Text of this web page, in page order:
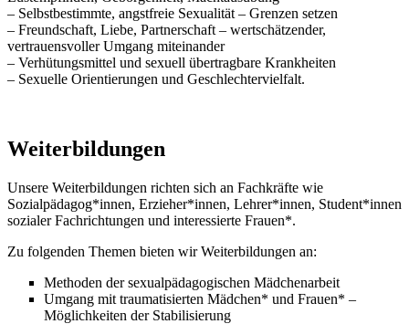
– Selbstbestimmte, angstfreie Sexualität – Grenzen setzen
– Freundschaft, Liebe, Partnerschaft – wertschätzender,
vertrauensvoller Umgang miteinander
– Verhütungsmittel und sexuell übertragbare Krankheiten
– Sexuelle Orientierungen und Geschlechtervielfalt.
Weiterbildungen
Unsere Weiterbildungen richten sich an Fachkräfte wie
Sozialpädagog*innen, Erzieher*innen, Lehrer*innen, Student*innen
sozialer Fachrichtungen und interessierte Frauen*.
Zu folgenden Themen bieten wir Weiterbildungen an:
Methoden der sexualpädagogischen Mädchenarbeit
Umgang mit traumatisierten Mädchen* und Frauen* –
Möglichkeiten der Stabilisierung